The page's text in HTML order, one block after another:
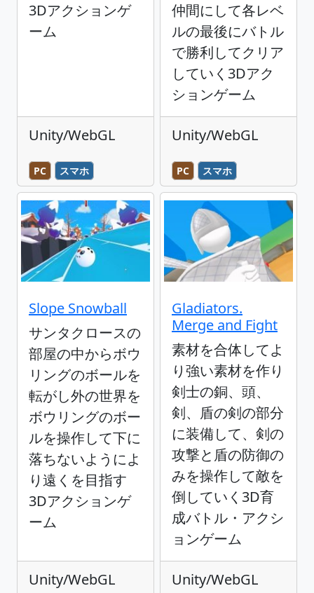
3Dアクションゲ
ーム
Unity/WebGL
PC スマホ
仲間にして各レベ
ルの最後にバトル
で勝利してクリア
していく3Dアク
ションゲーム
Unity/WebGL
PC スマホ
Slope Snowball
サンタクロースの
部屋の中からボウ
リングのボールを
転がし外の世界を
ボウリングのボー
ルを操作して下に
落ちないようによ
り遠くを目指す
3Dアクションゲ
ーム
Unity/WebGL
Gladiators.
Merge and Fight
素材を合体してよ
り強い素材を作り
剣士の銅、頭、
剣、盾の剣の部分
に装備して、剣の
攻撃と盾の防御の
みを操作して敵を
倒していく3D育
成バトル・アクシ
ョンゲーム
Unity/WebGL